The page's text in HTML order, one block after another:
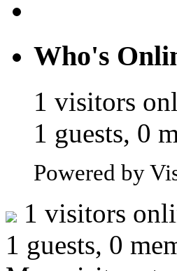
Who's
1 visitors
1 guests, 0
Powered by
1 visitors
1 guests, 0